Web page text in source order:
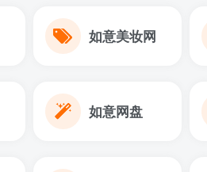
如意美妆网
如意网盘